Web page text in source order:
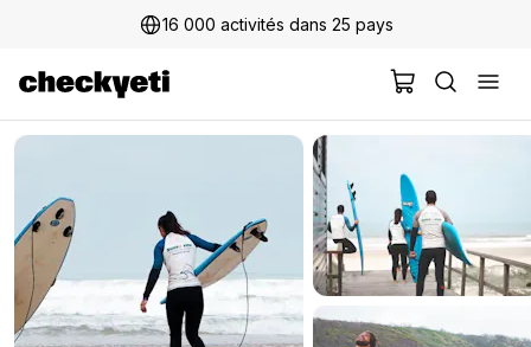
16 000 activités dans 25 pays